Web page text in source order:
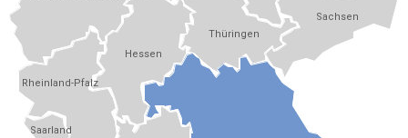
Saarland
Sachsen
Thüringen
Hessen
Rheinland-Pfalz